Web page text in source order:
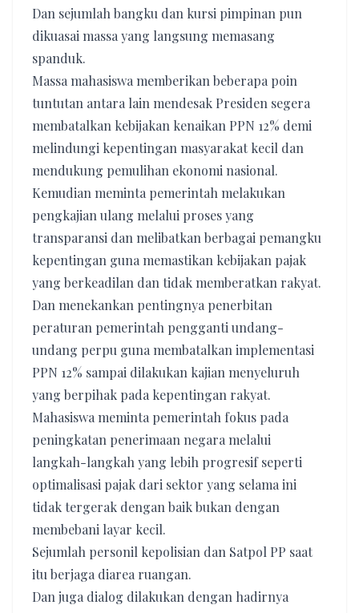
Dan sejumlah bangku dan kursi pimpinan pun
dikuasai massa yang langsung memasang
spanduk.
Massa mahasiswa memberikan beberapa poin
tuntutan antara lain mendesak Presiden segera
membatalkan kebijakan kenaikan PPN 12% demi
melindungi kepentingan masyarakat kecil dan
mendukung pemulihan ekonomi nasional.
Kemudian meminta pemerintah melakukan
pengkajian ulang melalui proses yang
transparansi dan melibatkan berbagai pemangku
kepentingan guna memastikan kebijakan pajak
yang berkeadilan dan tidak memberatkan rakyat.
Dan menekankan pentingnya penerbitan
peraturan pemerintah pengganti undang-
undang perpu guna membatalkan implementasi
PPN 12% sampai dilakukan kajian menyeluruh
yang berpihak pada kepentingan rakyat.
Mahasiswa meminta pemerintah fokus pada
peningkatan penerimaan negara melalui
langkah-langkah yang lebih progresif seperti
optimalisasi pajak dari sektor yang selama ini
tidak tergerak dengan baik bukan dengan
membebani layar kecil.
Sejumlah personil kepolisian dan Satpol PP saat
itu berjaga diarea ruangan.
Dan juga dialog dilakukan dengan hadirnya